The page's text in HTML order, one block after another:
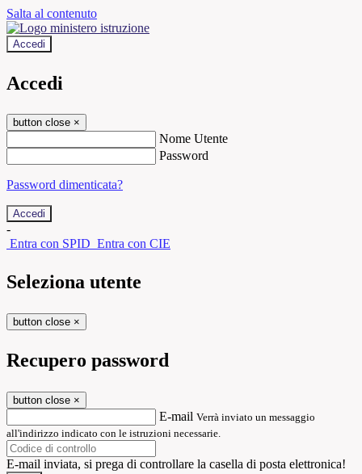
Salta al contenuto
Accedi
Accedi
button close ×
Nome Utente
Password
Password dimenticata?
-
Entra con SPID Entra con CIE
Seleziona utente
button close ×
Recupero password
button close ×
E-mail Verrà inviato un messaggio
all'indirizzo indicato con le istruzioni necessarie.
E-mail inviata, si prega di controllare la casella di posta elettronica!